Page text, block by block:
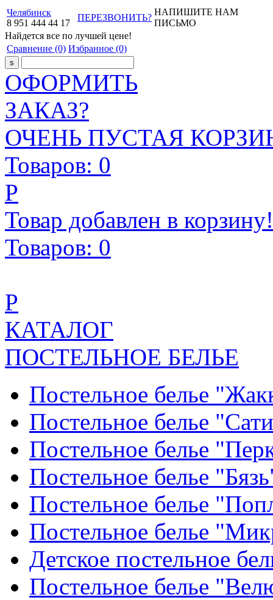
Челябинск
8 951 444 44 17
ПЕРЕЗВОНИТЬ?
НАПИШИТЕ НАМ
ПИСЬМО
Найдется все по лучшей цене!
Сравнение (0) Избранное (0)
ОФОРМИТЬ
ЗАКАЗ?
ОЧЕНЬ ПУСТАЯ
Товаров: 0
Р
Товар добавлен в корзину!
Товаров: 0
Р
КАТАЛОГ
ПОСТЕЛЬНОЕ БЕЛЬЕ
Постельное белье
Постельное белье
Постельное белье
Постельное белье
Постельное белье
Постельное белье
Детское постельное
Постельное белье